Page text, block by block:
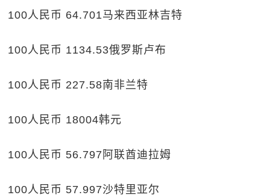
100人民币 64.701马来西亚林吉特
100人民币 1134.53俄罗斯卢布
100人民币 227.58南非兰特
100人民币 18004韩元
100人民币 56.797阿联酋迪拉姆
100人民币 57.997沙特里亚尔